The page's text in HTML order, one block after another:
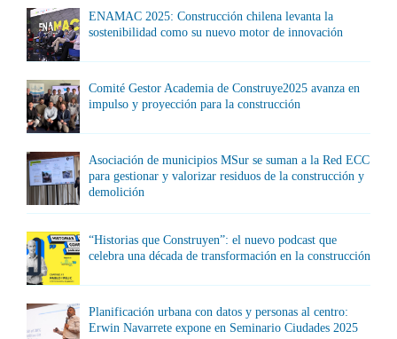
ENAMAC 2025: Construcción chilena levanta la
sostenibilidad como su nuevo motor de innovación
Comité Gestor Academia de Construye2025 avanza en
impulso y proyección para la construcción
Asociación de municipios MSur se suman a la Red ECC
para gestionar y valorizar residuos de la construcción y
demolición
“Historias que Construyen”: el nuevo podcast que
celebra una década de transformación en la construcción
Planificación urbana con datos y personas al centro:
Erwin Navarrete expone en Seminario Ciudades 2025